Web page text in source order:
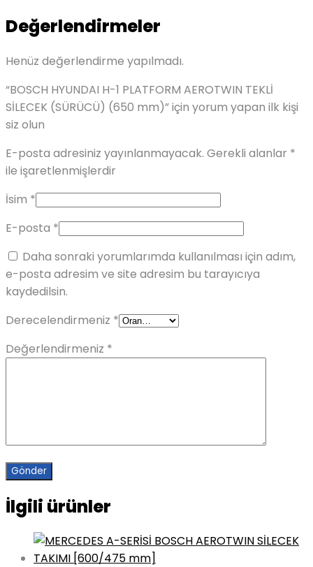
Değerlendirmeler
Henüz değerlendirme yapılmadı.
“BOSCH HYUNDAI H-1 PLATFORM AEROTWIN TEKLİ
SİLECEK (SÜRÜCÜ) (650 mm)” için yorum yapan ilk kişi
siz olun
E-posta adresiniz yayınlanmayacak. Gerekli alanlar *
ile işaretlenmişlerdir
İsim *
E-posta *
Daha sonraki yorumlarımda kullanılması için adım,
e-posta adresim ve site adresim bu tarayıcıya
kaydedilsin.
Derecelendirmeniz *
Değerlendirmeniz *
İlgili ürünler